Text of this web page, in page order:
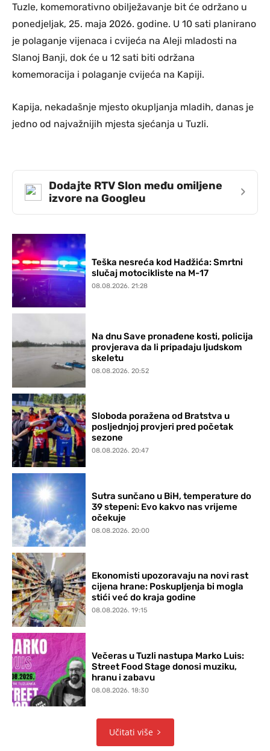
Tuzle, komemorativno obilježavanje bit će održano u
ponedjeljak, 25. maja 2026. godine. U 10 sati planirano
je polaganje vijenaca i cvijeća na Aleji mladosti na
Slanoj Banji, dok će u 12 sati biti održana
komemoracija i polaganje cvijeća na Kapiji.
Kapija, nekadašnje mjesto okupljanja mladih, danas je
jedno od najvažnijih mjesta sjećanja u Tuzli.
Dodajte RTV Slon među omiljene
izvore na Googleu
›
Teška nesreća kod Hadžića: Smrtni
slučaj motocikliste na M-17
08.08.2026. 21:28
Na dnu Save pronađene kosti, policija
provjerava da li pripadaju ljudskom
skeletu
08.08.2026. 20:52
Sloboda poražena od Bratstva u
posljednjoj provjeri pred početak
sezone
08.08.2026. 20:47
Sutra sunčano u BiH, temperature do
39 stepeni: Evo kakvo nas vrijeme
očekuje
08.08.2026. 20:00
Ekonomisti upozoravaju na novi rast
cijena hrane: Poskupljenja bi mogla
stići već do kraja godine
08.08.2026. 19:15
Večeras u Tuzli nastupa Marko Luis:
Street Food Stage donosi muziku,
hranu i zabavu
08.08.2026. 18:30
Učitati više